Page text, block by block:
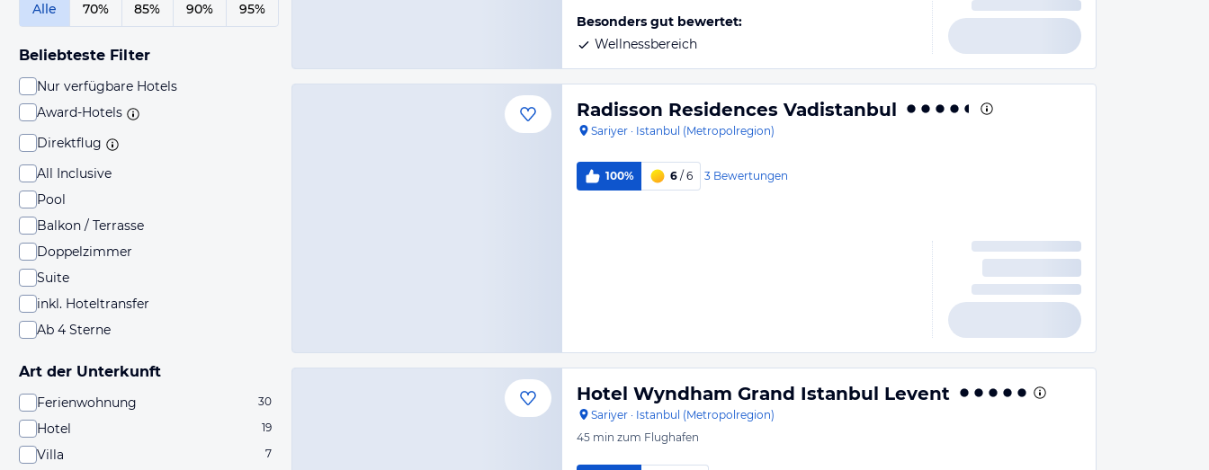
Alle 70% 85% 90% 95%
Beliebteste Filter
Nur verfügbare Hotels
Award-Hotels
Direktflug
All Inclusive
Pool
Balkon / Terrasse
Doppelzimmer
Suite
inkl. Hoteltransfer
Ab 4 Sterne
Art der Unterkunft
Ferienwohnung 30
Hotel 19
Villa 7
Besonders gut bewertet:
Wellnessbereich
Radisson Residences Vadistanbul
Sariyer · Istanbul (Metropolregion)
100% 6 / 6 3 Bewertungen
Hotel Wyndham Grand Istanbul Levent
Sariyer · Istanbul (Metropolregion)
45 min zum Flughafen